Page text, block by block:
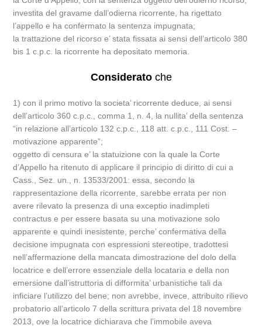
investita del gravame dall’odierna ricorrente, ha rigettato
l’appello e ha confermato la sentenza impugnata;
la trattazione del ricorso e’ stata fissata ai sensi dell’articolo 380
bis 1 c.p.c. la ricorrente ha depositato memoria.
Consideratoche
1) con il primo motivo la societa’ ricorrente deduce, ai sensi
dell’articolo 360 c.p.c., comma 1, n. 4, la nullita’ della sentenza
“in relazione all’articolo 132 c.p.c., 118 att. c.p.c., 111 Cost. –
motivazione apparente”;
oggetto di censura e’ la statuizione con la quale la Corte
d’Appello ha ritenuto di applicare il principio di diritto di cui a
Cass., Sez. un., n. 13533/2001: essa, secondo la
rappresentazione della ricorrente, sarebbe errata per non
avere rilevato la presenza di una exceptio inadimpleti
contractus e per essere basata su una motivazione solo
apparente e quindi inesistente, perche’ confermativa della
decisione impugnata con espressioni stereotipe, tradottesi
nell’affermazione della mancata dimostrazione del dolo della
locatrice e dell’errore essenziale della locataria e della non
emersione dall’istruttoria di difformita’ urbanistiche tali da
inficiare l’utilizzo del bene; non avrebbe, invece, attribuito rilievo
probatorio all’articolo 7 della scrittura privata del 18 novembre
2013, ove la locatrice dichiarava che l’immobile aveva